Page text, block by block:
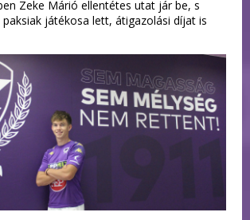
Zeke Márió ellentétes utat jár be, s
játékosa lett, átigazolási díjat is